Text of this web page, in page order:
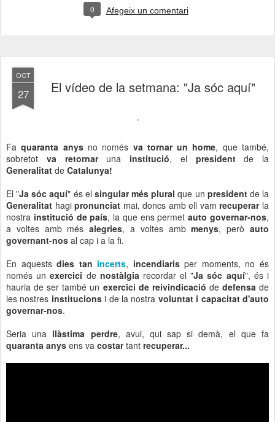
0 Afegeix un comentari
OCT
27 El vídeo de la setmana: "Ja sóc aquí"
Fa quaranta anysno només va tornar un home, que també,
sobretot va retornaruna institució, el presidentde la
Generalitat de Catalunya!
El "Ja sóc aquí" és el singular més plural que un presidentde la
Generalitat hagi pronunciat mai, doncs amb ell vam recuperarla
nostra institució de país, la que ens permetauto governar-nos,
a voltes amb més alegries, a voltes ambmenys, peròauto
governant-nos al cap i a la fi.
En aquestsdies tan incerts, incendiarisper moments, no és
només unexercici de nostàlgia recordar el "Ja sóc aquí", és i
hauria de ser també un exercici de reivindicació de defensa de
les nostres institucionsi de la nostra voluntat i capacitat d'auto
governar-nos.
Seria una llàstima perdre, avui, qui sap si demà, el que fa
quaranta anys ens va costartant recuperar...